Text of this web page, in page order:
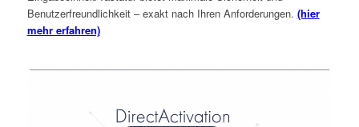
Benutzerfreundlichkeit – exakt nach Ihren Anforderungen. (hier
mehr erfahren)